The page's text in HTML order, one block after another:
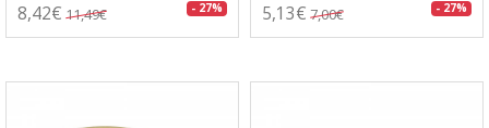
8,42€ 11,49€ - 27% 5,13€ 7,00€ - 27%